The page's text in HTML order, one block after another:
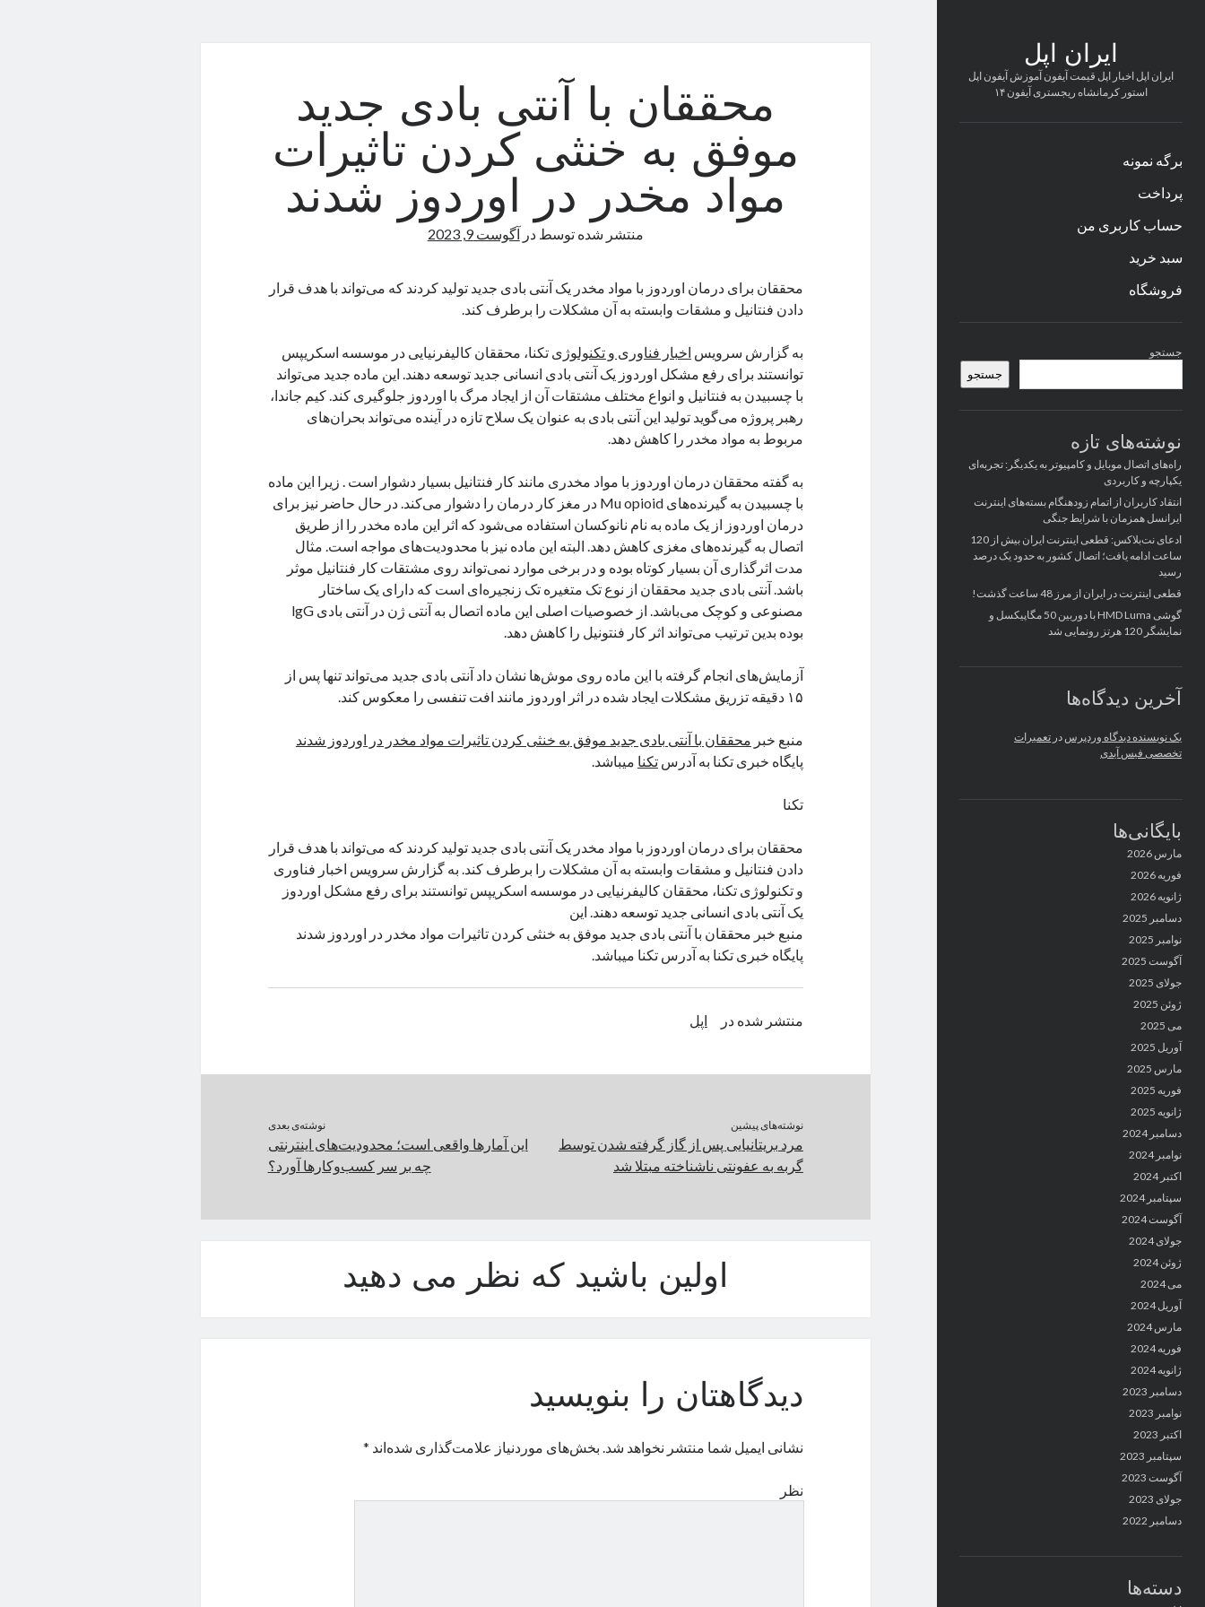
ایران اپل
ایران اپل اخبار اپل قیمت آیفون آموزش آیفون اپل
استور کرمانشاه ریجستری آیفون ۱۴
برگه نمونه
پرداخت
حساب کاربری من
سبد خرید
فروشگاه
کناری
جستجو
جستجو
نوشته‌های تازه
راه‌های اتصال موبایل و کامپیوتر به یکدیگر: تجربه‌ای
یکپارچه و کاربردی
انتقاد کاربران از اتمام زودهنگام بسته‌های اینترنت
ایرانسل همزمان با شرایط جنگی
ادعای نت‌بلاکس: قطعی اینترنت ایران بیش از 120
ساعت ادامه یافت؛ اتصال کشور به حدود یک درصد
رسید
قطعی اینترنت در ایران از مرز 48 ساعت گذشت!
گوشی HMD Luma با دوربین 50 مگاپیکسل و
نمایشگر 120 هرتز رونمایی شد
آخرین دیدگاه‌ها
یک نویسنده دیدگاه وردپرس در تعمیرات
تخصصی فیس آیدی
بایگانی‌ها
مارس 2026
فوریه 2026
ژانویه 2026
دسامبر 2025
نوامبر 2025
آگوست 2025
جولای 2025
ژوئن 2025
می 2025
آوریل 2025
مارس 2025
فوریه 2025
ژانویه 2025
دسامبر 2024
نوامبر 2024
اکتبر 2024
سپتامبر 2024
آگوست 2024
جولای 2024
ژوئن 2024
می 2024
آوریل 2024
مارس 2024
فوریه 2024
ژانویه 2024
دسامبر 2023
نوامبر 2023
اکتبر 2023
سپتامبر 2023
آگوست 2023
جولای 2023
دسامبر 2022
دسته‌ها
محققان با آنتی بادی جدید
موفق به خنثی کردن تاثیرات
مواد مخدر در اوردوز شدند
منتشر شده توسطدرآگوست 9, 2023
محققان برای درمان اوردوز با مواد مخدر یک آنتی بادی جدید تولید کردند که می‌تواند با هدف قرار
دادن فنتانیل و مشقات وابسته به آن مشکلات را برطرف کند.
به گزارش سرویس اخبار فناوری و تکنولوژی تکنا، محققان کالیفرنیایی در موسسه اسکریپس
توانستند برای رفع مشکل اوردوز یک آنتی بادی انسانی جدید توسعه دهند. این ماده جدید می‌تواند
با چسبیدن به فنتانیل و انواع مختلف مشتقات آن از ایجاد مرگ با اوردوز جلوگیری کند. کیم جاندا،
رهبر پروژه می‌گوید تولید این آنتی بادی به عنوان یک سلاح تازه در آینده می‌تواند بحران‌های
مربوط به مواد مخدر را کاهش دهد.
به گفته محققان درمان اوردوز با مواد مخدری مانند کار فنتانیل بسیار دشوار است . زیرا این ماده
با چسبیدن به گیرنده‌های Mu opioid در مغز کار درمان را دشوار می‌کند. در حال حاضر نیز برای
درمان اوردوز از یک ماده به نام نانوکسان استفاده می‌شود که اثر این ماده مخدر را از طریق
اتصال به گیرنده‌های مغزی کاهش دهد. البته این ماده نیز با محدودیت‌های مواجه است. مثال
مدت اثرگذاری آن بسیار کوتاه بوده و در برخی موارد نمی‌تواند روی مشتقات کار فنتانیل موثر
باشد. آنتی بادی جدید محققان از نوع تک متغیره تک زنجیره‌ای است که دارای یک ساختار
مصنوعی و کوچک می‌باشد. از خصوصیات اصلی این ماده اتصال به آنتی ژن در آنتی بادی lgG
بوده بدین ترتیب می‌تواند اثر کار فنتونیل را کاهش دهد.
آزمایش‌های انجام گرفته با این ماده روی موش‌ها نشان داد آنتی بادی جدید می‌تواند تنها پس از
۱۵ دقیقه تزریق مشکلات ایجاد شده در اثر اوردوز مانند افت تنفسی را معکوس کند.
منبع خبر محققان با آنتی بادی جدید موفق به خنثی کردن تاثیرات مواد مخدر در اوردوز شدند
پایگاه خبری تکنا به آدرستکنا میباشد.
تکنا
محققان برای درمان اوردوز با مواد مخدر یک آنتی بادی جدید تولید کردند که می‌تواند با هدف قرار
دادن فنتانیل و مشقات وابسته به آن مشکلات را برطرف کند. به گزارش سرویس اخبار فناوری
و تکنولوژی تکنا، محققان کالیفرنیایی در موسسه اسکریپس توانستند برای رفع مشکل اوردوز
یک آنتی بادی انسانی جدید توسعه دهند. این
منبع خبر محققان با آنتی بادی جدید موفق به خنثی کردن تاثیرات مواد مخدر در اوردوز شدند
پایگاه خبری تکنا به آدرس تکنا میباشد.
منتشر شده در اپل
نوشته‌های پیشین
مرد بریتانیایی پس از گاز گرفته شدن توسط
گربه به عفونتی ناشناخته مبتلا شد
نوشته‌ی بعدی
این آمارها واقعی است؛ محدودیت‌های اینترنتی
چه بر سر کسب‌وکارها آورد؟
اولین باشید که نظر می دهید
دیدگاهتان را بنویسید
نشانی ایمیل شما منتشر نخواهد شد. بخش‌های موردنیاز علامت‌گذاری شده‌اند *
نظر